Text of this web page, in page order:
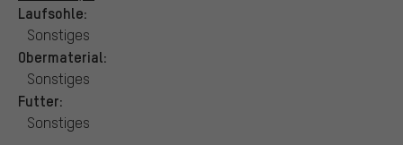
Laufsohle:
Sonstiges
Obermaterial:
Sonstiges
Futter:
Sonstiges